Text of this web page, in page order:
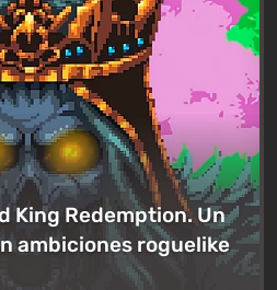
King Redemption. Un
ambiciones roguelike